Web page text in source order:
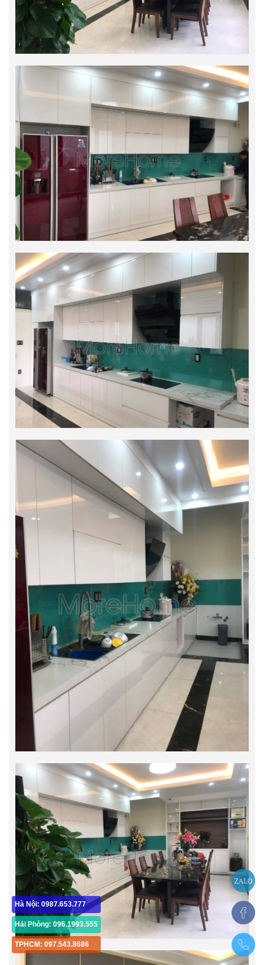
Hà Nội: 0987.653.777
Hải Phòng: 096.1993.555
TPHCM: 097.543.8686